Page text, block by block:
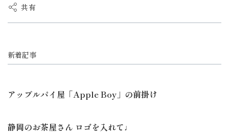
共有
新着記事
アップルパイ屋「Apple Boy」の前掛け
静岡のお茶屋さん ロゴを入れて♩